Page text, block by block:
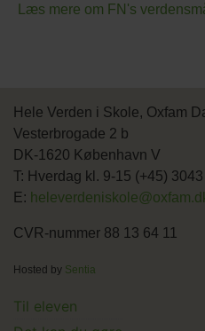
Læs mere om FN's
Hele Verden i Skole, Oxfam
Vesterbrogade 2 b
DK-1620 København V
T: Hverdag kl. 9-15 (+45)
E:
CVR-nummer 88 13 64 11
Hosted by Sentia
Main
Til eleven